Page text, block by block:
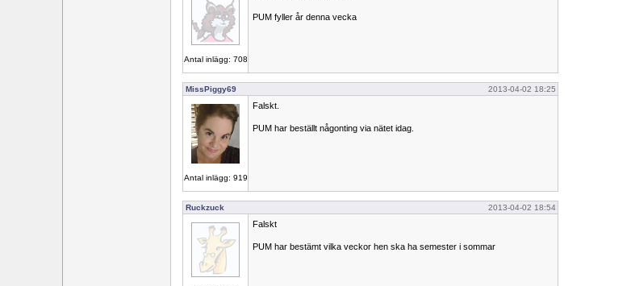
Antal inlägg: 708
PUM fyller år denna vecka
MissPiggy69 2013-04-02 18:25
Antal inlägg: 919
Falskt.
PUM har beställt någonting via nätet idag.
Ruckzuck 2013-04-02 18:54
Falskt
PUM har bestämt vilka veckor hen ska ha semester i sommar